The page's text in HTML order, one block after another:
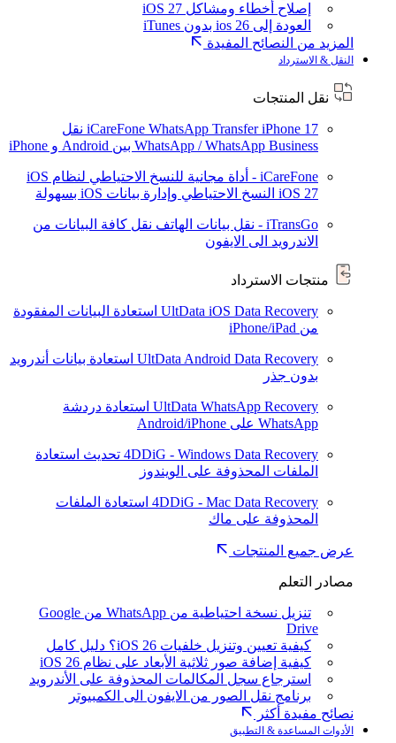
إصلاح أخطاء ومشاكل iOS 27
العودة إلى ios 26 بدون iTunes
المزيد من النصائح المفيدة
النقل & الاسترداد
نقل المنتجات
iCareFone WhatsApp TransferiPhone 17
نقل
WhatsApp / WhatsApp Business بين Android و iPhone
iCareFone - أداة مجانية للنسخ الاحتياطي لنظام iOS
iOS 27 النسخ الاحتياطي وإدارة بيانات iOS بسهولة
iTransGo - نقل بيانات الهاتف
نقل كافة البيانات من
الاندرويد الى الايفون
منتجات الاسترداد
UltData iOS Data Recovery استعادة البيانات المفقودة
من iPhone/iPad
UltData Android Data Recovery استعادة بيانات أندرويد
بدون جذر
UltData WhatsApp Recovery استعادة دردشة
WhatsApp على Android/iPhone
4DDiG - Windows Data Recovery تحديث استعادة
الملفات المحذوفة على الويندوز
4DDiG - Mac Data Recovery استعادة الملفات
المحذوفة على ماك
عرض جميع المنتجات
مصادر التعلم
تنزيل نسخة احتياطية من WhatsApp من Google
Drive
كيفية تعيين وتنزيل خلفيات iOS 26؟ دليل كامل
كيفية إضافة صور ثلاثية الأبعاد على نظام iOS 26
استرجاع سجل المكالمات المحذوفة على الأندرويد
برنامج نقل الصور من الايفون الى الكمبيوتر
نصائح مفيدة أكثر
الأدوات المساعدة & التطبيق